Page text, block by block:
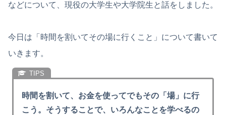
などについて、現役の大学生や大学院生と話をしました。
今日は「時間を割いてその場に行くこと」について書いて
いきます。
時間を割いて、お金を使ってでもその「場」に行
こう。そうすることで、いろんなことを学べるの